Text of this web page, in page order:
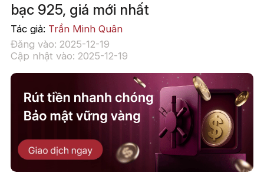
bạc 925, giá mới nhất
Tác giả: Trần Minh Quân
Đăng vào: 2025-12-19
Cập nhật vào: 2025-12-19